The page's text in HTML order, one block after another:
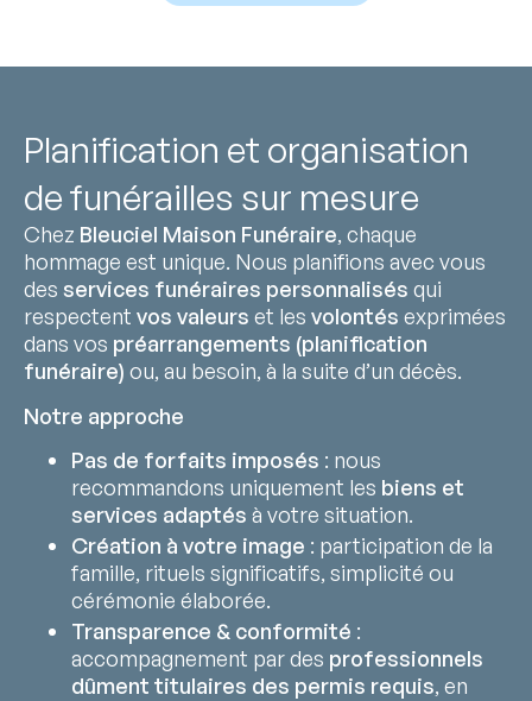
Planification et organisation
de funérailles sur mesure
Chez Bleuciel Maison Funéraire, chaque
hommage est unique. Nous planifions avec vous
des services funéraires personnalisés qui
respectent vos valeurs et les volontés exprimées
dans vos préarrangements (planification
funéraire) ou, au besoin, à la suite d’un décès.
Notre approche
Pas de forfaits imposés : nous
recommandons uniquement les biens et
services adaptés à votre situation.
Création à votre image : participation de la
famille, rituels significatifs, simplicité ou
cérémonie élaborée.
Transparence & conformité :
accompagnement par des professionnels
dûment titulaires des permis requis, en